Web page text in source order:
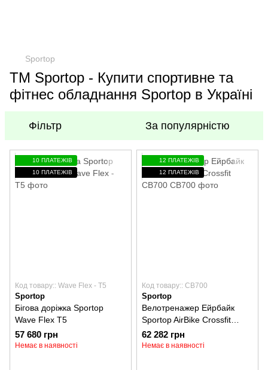
Sportop
TM Sportop - Купити спортивне та
фітнес обладнання Sportop в Україні
Фільтр За популярністю
10 ПЛАТЕЖІВ
10 ПЛАТЕЖІВ
Код товару:: Wave Flex - T5
Sportop
Бігова доріжка Sportop
Wave Flex T5
57 680 грн
Немає в наявності
12 ПЛАТЕЖІВ
12 ПЛАТЕЖІВ
Код товару:: CB700
Sportop
Велотренажер Ейрбайк
Sportop AirBike Crossfit
CB700
62 282 грн
Немає в наявності